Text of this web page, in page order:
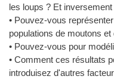
les loups ? Et inversement
• Pouvez-vous
populations de moutons
• Pouvez-vous pour
• Comment ces résultats
introduisez d'autres